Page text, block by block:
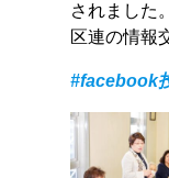
されました
区連の情報
#facebook